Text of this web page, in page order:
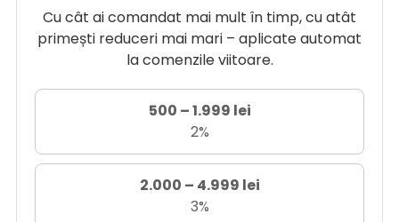
Cu cât ai comandat mai mult în timp, cu atât
primești reduceri mai mari – aplicate automat
la comenzile viitoare.
500 – 1.999 lei
2%
2.000 – 4.999 lei
3%